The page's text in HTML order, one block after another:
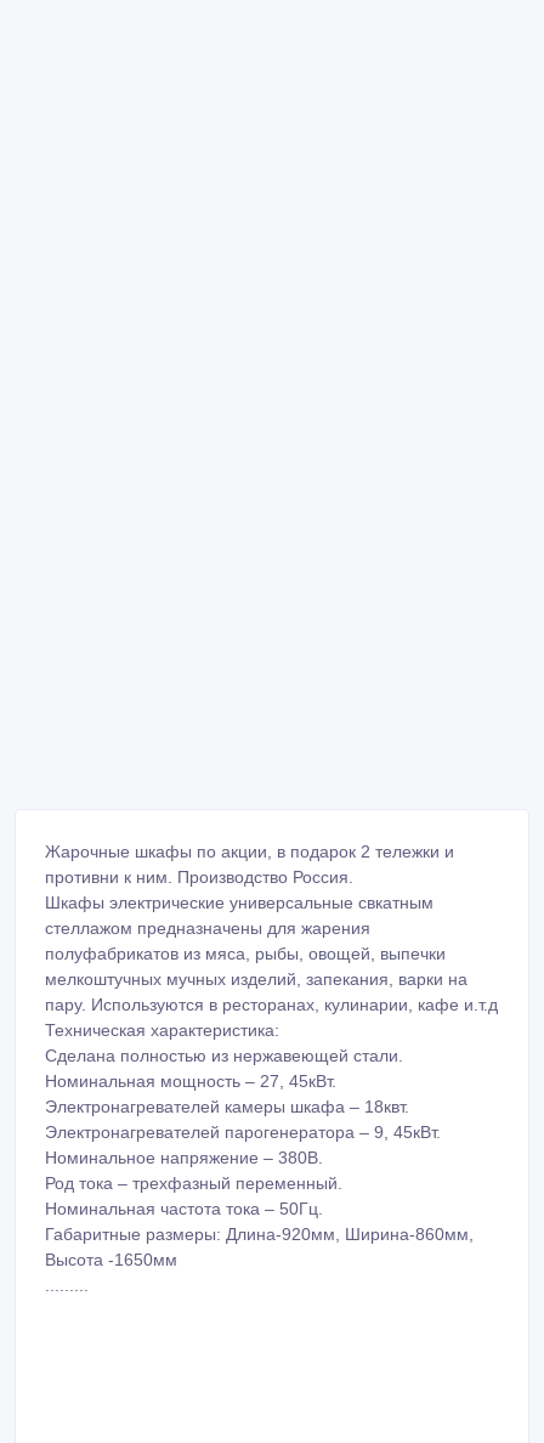
Жарочные шкафы по акции, в подарок 2 тележки и
противни к ним. Производство Россия.
Шкафы электрические универсальные свкатным
стеллажом предназначены для жарения
полуфабрикатов из мяса, рыбы, овощей, выпечки
мелкоштучных мучных изделий, запекания, варки на
пару. Используются в ресторанах, кулинарии, кафе и.т.д
Техническая характеристика:
Сделана полностью из нержавеющей стали.
Номинальная мощность – 27, 45кВт.
Электронагревателей камеры шкафа – 18квт.
Электронагревателей парогенератора – 9, 45кВт.
Номинальное напряжение – 380В.
Род тока – трехфазный переменный.
Номинальная частота тока – 50Гц.
Габаритные размеры: Длина-920мм, Ширина-860мм,
Высота -1650мм